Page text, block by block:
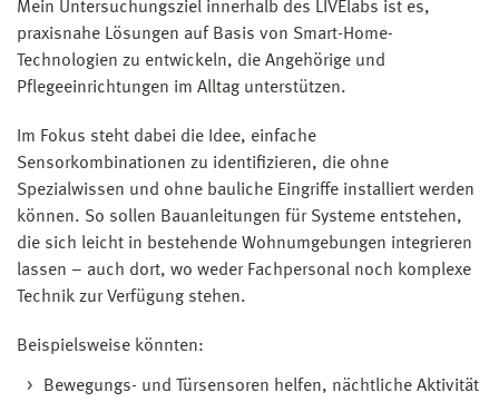
Mein Untersuchungsziel innerhalb des LIVElabs ist es,
praxisnahe Lösungen auf Basis von Smart-Home-
Technologien zu entwickeln, die Angehörige und
Pflegeeinrichtungen im Alltag unterstützen.
Im Fokus steht dabei die Idee, einfache
Sensorkombinationen zu identifizieren, die ohne
Spezialwissen und ohne bauliche Eingriffe installiert werden
können. So sollen Bauanleitungen für Systeme entstehen,
die sich leicht in bestehende Wohnumgebungen integrieren
lassen – auch dort, wo weder Fachpersonal noch komplexe
Technik zur Verfügung stehen.
Beispielsweise könnten:
Bewegungs- und Türsensoren helfen, nächtliche Aktivität